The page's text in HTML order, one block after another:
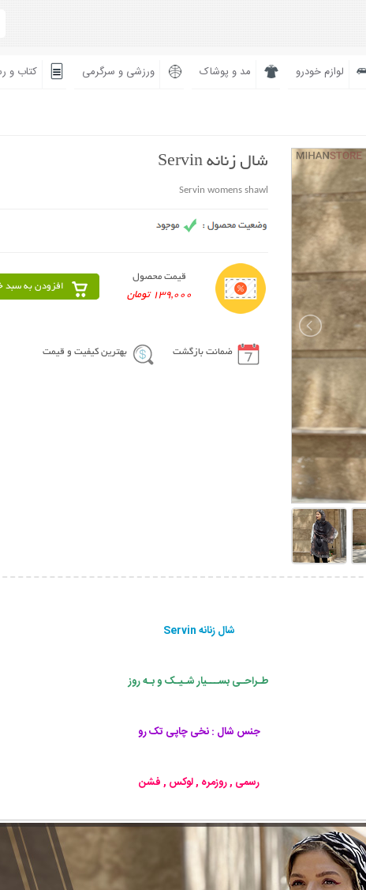
لوازم خودرو مد و پوشاک ورزشی و سرگرمی کتاب و
شال زنانه Servin
Servin womens shawl
قیمت محصول
139,000 تومان
افزودن به سبد
ضمانت بازگشت بهترین کیفیت و قیمت
شال زنانه Servin
طـراحـی بســـیار شـیـک و بـه روز
جنس شال : نخی چاپی تک رو
رسمی , روزمره , لوکس , فشن